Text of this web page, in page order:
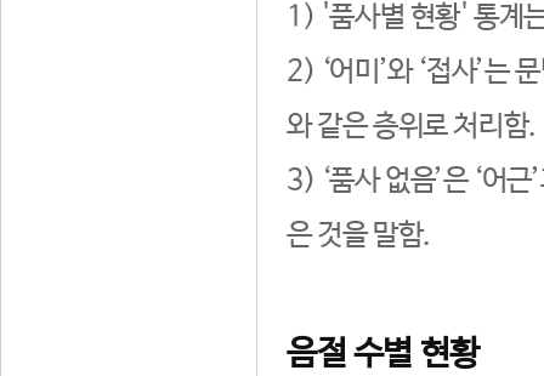
1) '품사별 현황' 통계
2) ‘어미’와 ‘접사’는
와 같은 층위로 처리함.
3) ‘품사 없음’은 ‘어
은 것을 말함.
음절 수별 현황